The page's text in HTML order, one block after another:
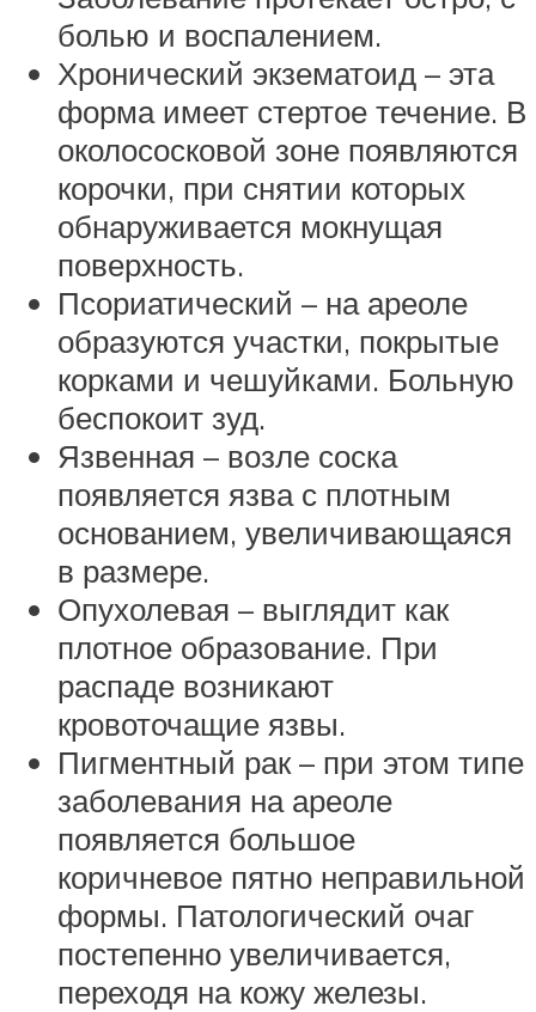
болью и воспалением.
Хронический экзематоид – эта
форма имеет стертое течение. В
околососковой зоне появляются
корочки, при снятии которых
обнаруживается мокнущая
поверхность.
Псориатический – на ареоле
образуются участки, покрытые
корками и чешуйками. Больную
беспокоит зуд.
Язвенная – возле соска
появляется язва с плотным
основанием, увеличивающаяся
в размере.
Опухолевая – выглядит как
плотное образование. При
распаде возникают
кровоточащие язвы.
Пигментный рак – при этом типе
заболевания на ареоле
появляется большое
коричневое пятно неправильной
формы. Патологический очаг
постепенно увеличивается,
переходя на кожу железы.